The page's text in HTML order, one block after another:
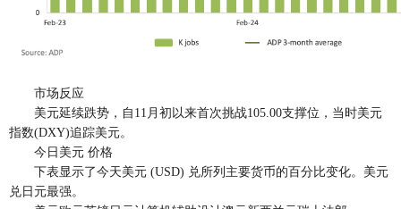
市场反应
美元延续跌势，自11月初以来首次挑战105.00支撑位，当时美元
指数(DXY)追踪美元。
今日美元 价格
下表显示了今天美元 (USD) 兑所列主要货币的百分比变化。美元
兑日元最强。